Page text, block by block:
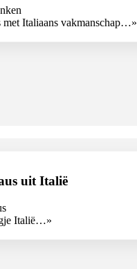
met Italiaans vakmanschap…»
uit Italië
Italië…»